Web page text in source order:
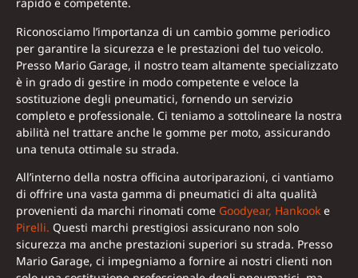
rapido e competente.
Riconosciamo l’importanza di un cambio gomme periodico
per garantire la sicurezza e le prestazioni del tuo veicolo.
Presso Mario Garage, il nostro team altamente specializzato
è in grado di gestire in modo competente e veloce la
sostituzione degli pneumatici, fornendo un servizio
completo e professionale. Ci teniamo a sottolineare la nostra
abilità nel trattare anche le gomme per moto, assicurando
una tenuta ottimale su strada.
All’interno della nostra officina autoriparazioni, ci vantiamo
di offrire una vasta gamma di pneumatici di alta qualità
provenienti da marchi rinomati come Goodyear, Hankook e
Pirelli. Questi marchi prestigiosi assicurano non solo
sicurezza ma anche prestazioni superiori su strada. Presso
Mario Garage, ci impegniamo a fornire ai nostri clienti non